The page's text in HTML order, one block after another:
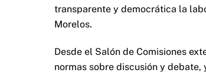
transparente y democrática la
Morelos.
Desde el Salón de Comisiones
normas sobre discusión y